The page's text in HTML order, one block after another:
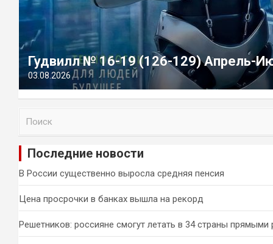
Гудвилл № 16-19 (126-129) Апрель-
03.08.2026
и
Последние новости
В России существенно выросла средняя пенсия
Цена просрочки в банках вышла на рекорд
Решетников: россияне смогут летать в 34 страны прямыми